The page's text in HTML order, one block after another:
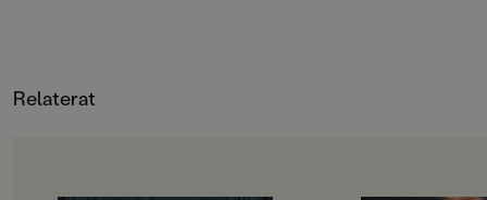
Relaterat